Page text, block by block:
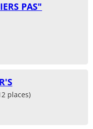
PAS"
places)